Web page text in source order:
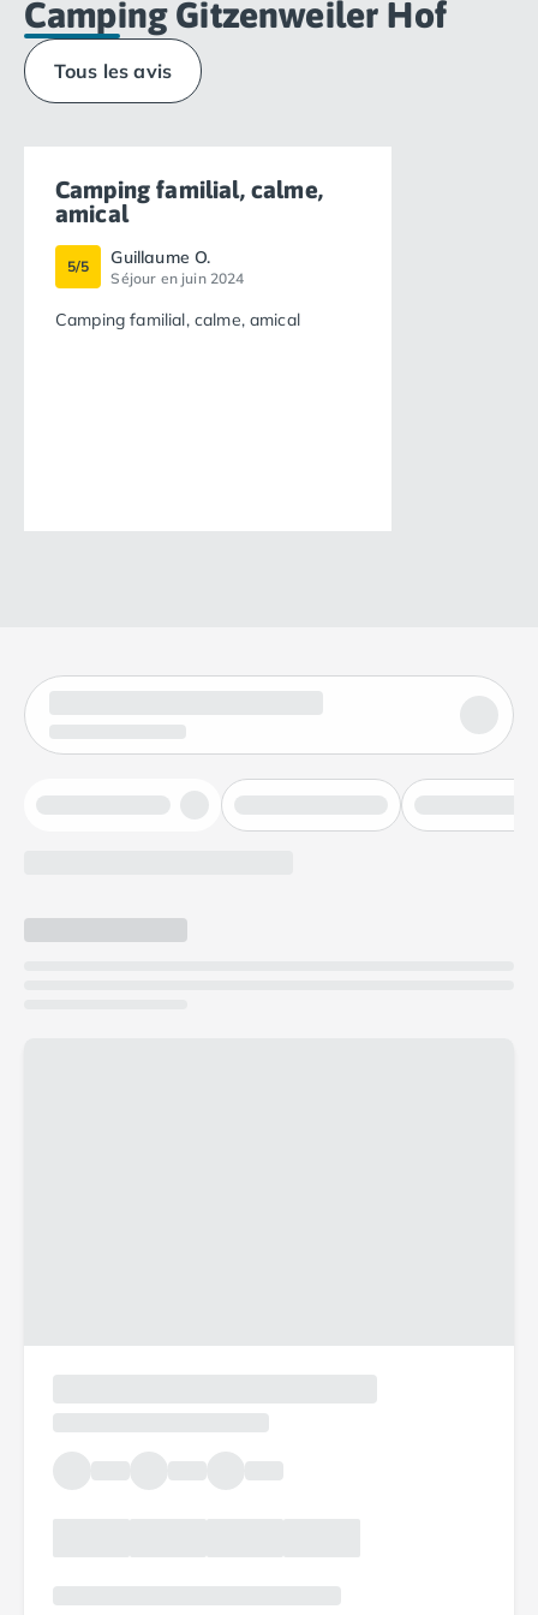
Camping Gitzenweiler Hof
Tous les avis
Camping familial, calme,
amical
5/5 Guillaume O.
Séjour en juin 2024
Camping familial, calme, amical